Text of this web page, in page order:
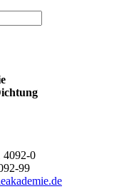
4092-0
99